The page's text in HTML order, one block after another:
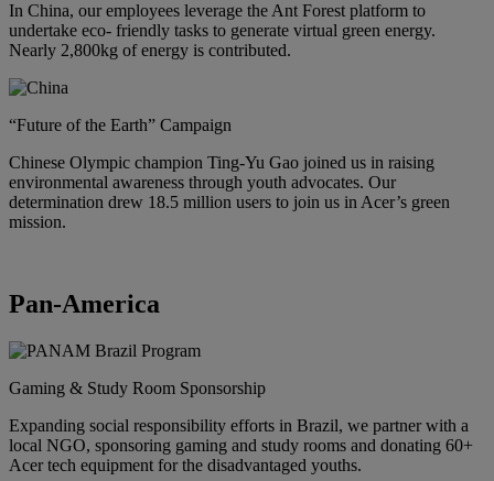
In China, our employees leverage the Ant Forest platform to
undertake eco- friendly tasks to generate virtual green energy.
Nearly 2,800kg of energy is contributed.
“Future of the Earth” Campaign
Chinese Olympic champion Ting-Yu Gao joined us in raising
environmental awareness through youth advocates. Our
determination drew 18.5 million users to join us in Acer’s green
mission.
Pan-America
Gaming & Study Room Sponsorship
Expanding social responsibility efforts in Brazil, we partner with a
local NGO, sponsoring gaming and study rooms and donating 60+
Acer tech equipment for the disadvantaged youths.